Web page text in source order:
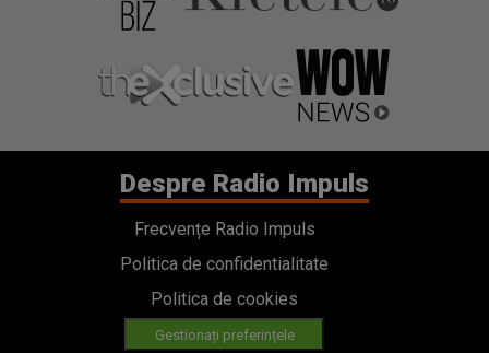
Despre Radio Impuls
Frecvențe Radio Impuls
Politica de confidentialitate
Politica de cookies
Gestionați preferințele